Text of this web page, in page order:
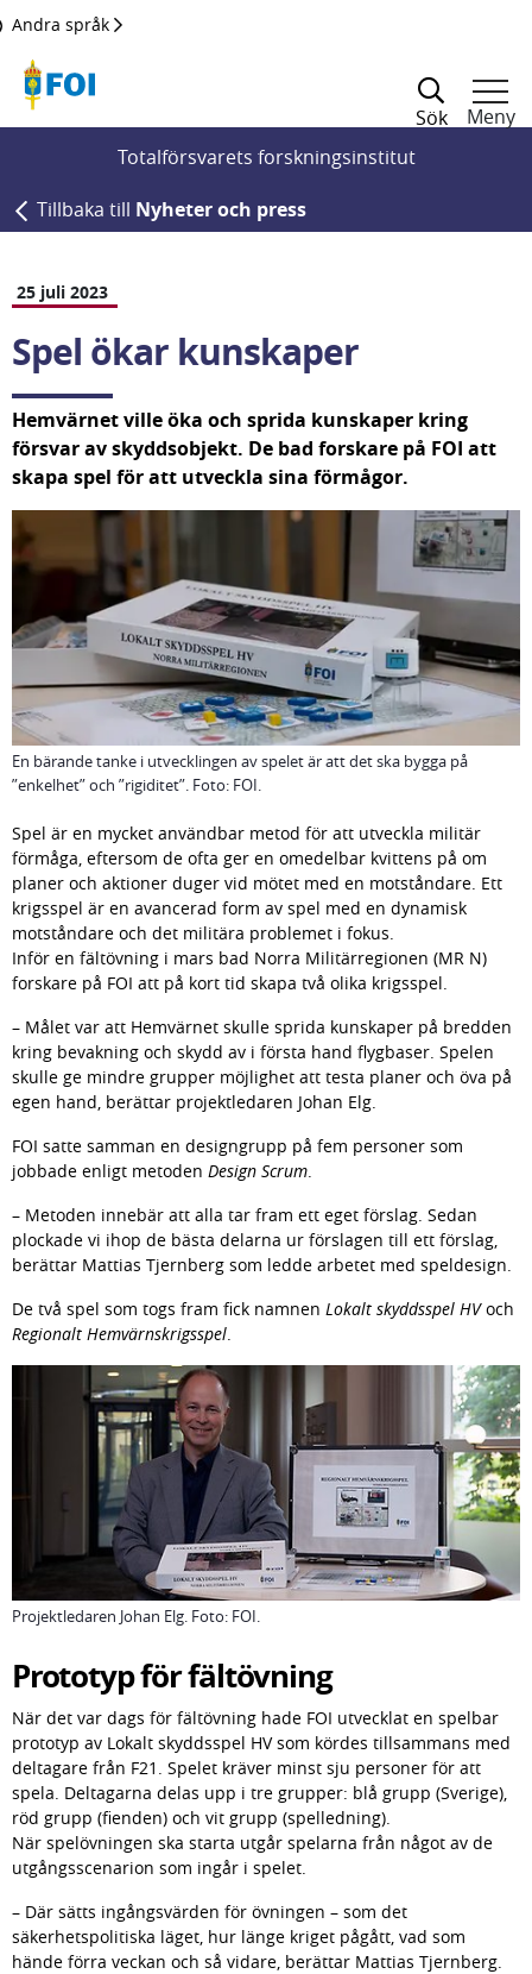
Till innehållet
Andra språk
Sök
Meny
Totalförsvarets forskningsinstitut
Tillbaka till Nyheter och press
25 juli 2023
Spel ökar kunskaper
Hemvärnet ville öka och sprida kunskaper kring
försvar av skyddsobjekt. De bad forskare på FOI att
skapa spel för att utveckla sina förmågor.
En bärande tanke i utvecklingen av spelet är att det ska bygga på
”enkelhet” och ”rigiditet”. Foto: FOI.
Spel är en mycket användbar metod för att utveckla militär
förmåga, eftersom de ofta ger en omedelbar kvittens på om
planer och aktioner duger vid mötet med en motståndare. Ett
krigsspel är en avancerad form av spel med en dynamisk
motståndare och det militära problemet i fokus.
Inför en fältövning i mars bad Norra Militärregionen (MR N)
forskare på FOI att på kort tid skapa två olika krigsspel.
– Målet var att Hemvärnet skulle sprida kunskaper på bredden
kring bevakning och skydd av i första hand flygbaser. Spelen
skulle ge mindre grupper möjlighet att testa planer och öva på
egen hand, berättar projektledaren Johan Elg.
FOI satte samman en designgrupp på fem personer som
jobbade enligt metoden Design Scrum.
– Metoden innebär att alla tar fram ett eget förslag. Sedan
plockade vi ihop de bästa delarna ur förslagen till ett förslag,
berättar Mattias Tjernberg som ledde arbetet med speldesign.
De två spel som togs fram fick namnen Lokalt skyddsspel HV och
Regionalt Hemvärnskrigsspel.
Projektledaren Johan Elg. Foto: FOI.
Prototyp för fältövning
När det var dags för fältövning hade FOI utvecklat en spelbar
prototyp av Lokalt skyddsspel HV som kördes tillsammans med
deltagare från F21. Spelet kräver minst sju personer för att
spela. Deltagarna delas upp i tre grupper: blå grupp (Sverige),
röd grupp (fienden) och vit grupp (spelledning).
När spelövningen ska starta utgår spelarna från något av de
utgångsscenarion som ingår i spelet.
– Där sätts ingångsvärden för övningen – som det
säkerhetspolitiska läget, hur länge kriget pågått, vad som
hände förra veckan och så vidare, berättar Mattias Tjernberg.